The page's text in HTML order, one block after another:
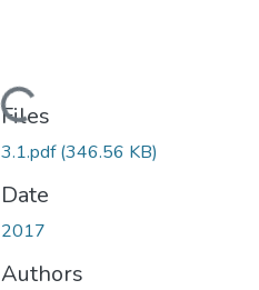
Loading...
Files
3.1.pdf(346.56 KB)
Date
2017
Authors